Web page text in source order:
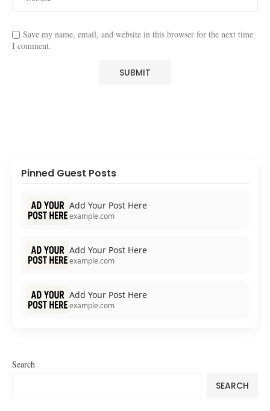
Save my name, email, and website in this browser for the next time
I comment.
Pinned Guest Posts
Add Your Post Here
example.com
Add Your Post Here
example.com
Add Your Post Here
example.com
Search
SEARCH